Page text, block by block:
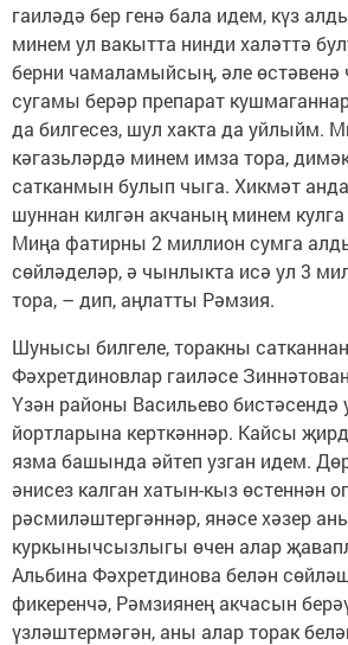
гаиләдә бер генә бала идем, күз
минем ул вакытта нинди халәттә
берни чамаламыйсың, әле өстәвенә
сугамы берәр препарат
да билгесез, шул хакта да уйлыйм.
кәгазьләрдә минем имза тора,
сатканмын булып чыга. Хикмәт анда
шуннан килгән акчаның минем
Миңа фатирны 2 миллион сумга
сөйләделәр, ә чынлыкта исә ул 3
тора, – дип, аңлатты Рәмзия.
Шунысы билгеле, торакны
Фәхретдиновлар гаиләсе
Үзән районы Васильево бистәсендә
йортларына керткәннәр. Кайсы
язма башында әйтеп узган идем.
әнисез калган хатын-кыз өстеннән
рәсмиләштергәннәр, янәсе хәзер
куркынычсызлыгы өчен алар
Альбина Фәхретдинова белән
фикеренчә, Рәмзиянең акчасын
үзләштермәгән, аны алар торак